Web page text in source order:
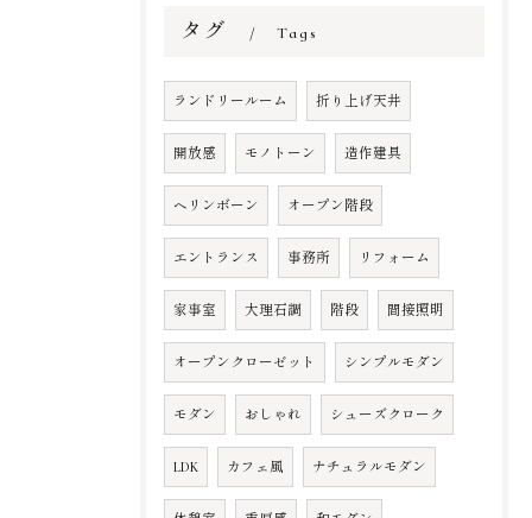
タグ Tags
ランドリールーム 折り上げ天井
開放感 モノトーン 造作建具
ヘリンボーン オープン階段
エントランス 事務所 リフォーム
家事室 大理石調 階段 間接照明
オープンクローゼット シンプルモダン
モダン おしゃれ シューズクローク
LDK カフェ風 ナチュラルモダン